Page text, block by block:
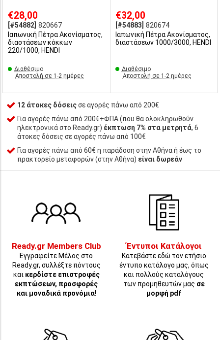
€28,00
[#54882] 820667
Ιαπωνική Πέτρα Ακονίσματος,
διαστάσεων κόκκων
220/1000, HENDI
Διαθέσιμο
Αποστολή σε 1-2 ημέρες
€32,00
[#54883] 820674
Ιαπωνική Πέτρα Ακονίσματος,
διαστάσεων 1000/3000, HENDI
Διαθέσιμο
Αποστολή σε 1-2 ημέρες
12 άτοκες δόσειςσε αγορές πάνω από 200€
Για αγορές πάνω από 200€+ΦΠΑ (που θα ολοκληρωθούν
ηλεκτρονικά στο Ready.gr) έκπτωση 7% στα μετρητά, 6
άτοκες δόσεις σε αγορές πάνω από 100€
Για αγορές πάνω από 60€ η παράδοση στην Αθήνα ή έως το
πρακτορείο μεταφορών (στην Αθήνα) είναι δωρεάν
Ready.gr Members Club
Εγγραφείτε Μέλος στο
Ready.gr, συλλέξτε πόντους
και κερδίστε επιστροφές
εκπτώσεων, προσφορές
και μοναδικά προνόμια!
Έντυποι Κατάλογοι
Κατεβάστε εδώ τον ετήσιο
έντυπο κατάλογο μας, όπως
και πολλούς καταλόγους
των προμηθευτών μας σε
μορφή pdf